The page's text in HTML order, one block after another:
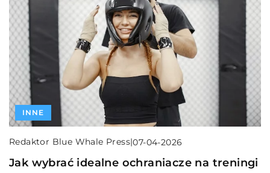
INNE
Redaktor Blue Whale Press|07-04-2026
Jak wybrać idealne ochraniacze na treningi